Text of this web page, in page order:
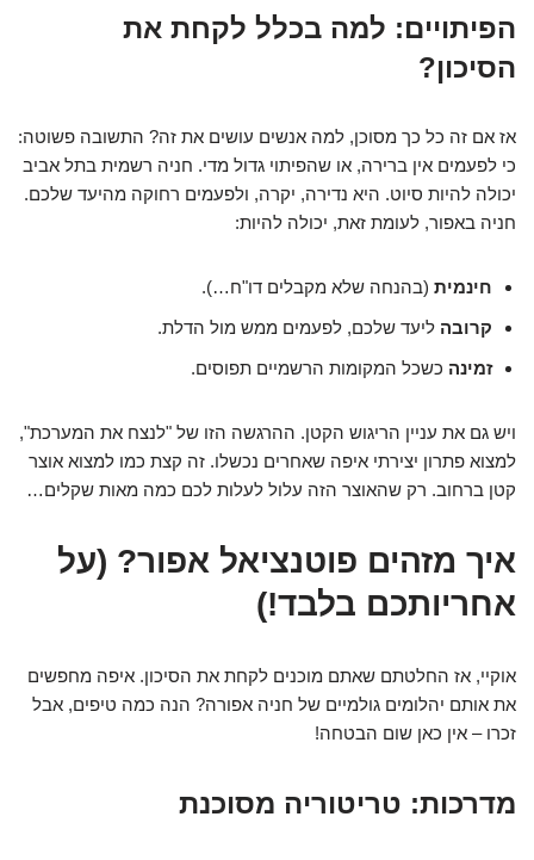
הפיתויים: למה בכלל לקחת את
הסיכון?
אז אם זה כל כך מסוכן, למה אנשים עושים את זה? התשובה פשוטה:
כי לפעמים אין ברירה, או שהפיתוי גדול מדי. חניה רשמית בתל אביב
יכולה להיות סיוט. היא נדירה, יקרה, ולפעמים רחוקה מהיעד שלכם.
חניה באפור, לעומת זאת, יכולה להיות:
חינמית (בהנחה שלא מקבלים דו"ח…).
קרובה ליעד שלכם, לפעמים ממש מול הדלת.
זמינה כשכל המקומות הרשמיים תפוסים.
ויש גם את עניין הריגוש הקטן. ההרגשה הזו של "לנצח את המערכת",
למצוא פתרון יצירתי איפה שאחרים נכשלו. זה קצת כמו למצוא אוצר
קטן ברחוב. רק שהאוצר הזה עלול לעלות לכם כמה מאות שקלים…
איך מזהים פוטנציאל אפור? (על
אחריותכם בלבד!)
אוקיי, אז החלטתם שאתם מוכנים לקחת את הסיכון. איפה מחפשים
את אותם יהלומים גולמיים של חניה אפורה? הנה כמה טיפים, אבל
זכרו – אין כאן שום הבטחה!
מדרכות: טריטוריה מסוכנת